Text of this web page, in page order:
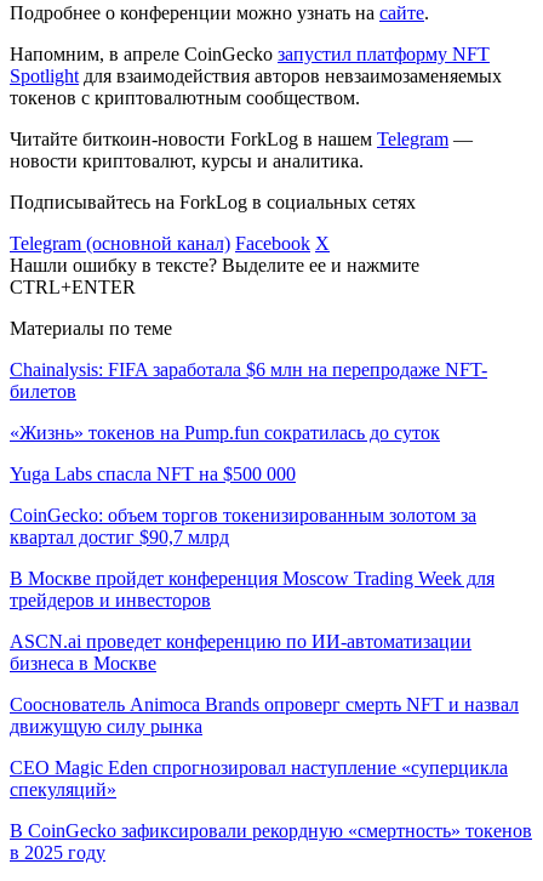
Подробнее о конференции можно узнать на сайте.
Напомним, в апреле CoinGecko запустил платформу NFT
Spotlight для взаимодействия авторов невзаимозаменяемых
токенов с криптовалютным сообществом.
Читайте биткоин-новости ForkLog в нашем Telegram —
новости криптовалют, курсы и аналитика.
Подписывайтесь на ForkLog в социальных сетях
Telegram (основной канал) Facebook X
Нашли ошибку в тексте? Выделите ее и нажмите
CTRL+ENTER
Материалы по теме
Chainalysis: FIFA заработала $6 млн на перепродаже NFT-
билетов
«Жизнь» токенов на Pump.fun сократилась до суток
Yuga Labs спасла NFT на $500 000
CoinGecko: объем торгов токенизированным золотом за
квартал достиг $90,7 млрд
В Москве пройдет конференция Moscow Trading Week для
трейдеров и инвесторов
ASCN.ai проведет конференцию по ИИ-автоматизации
бизнеса в Москве
Сооснователь Animoca Brands опроверг смерть NFT и назвал
движущую силу рынка
CEO Magic Eden спрогнозировал наступление «суперцикла
спекуляций»
В CoinGecko зафиксировали рекордную «смертность» токенов
в 2025 году